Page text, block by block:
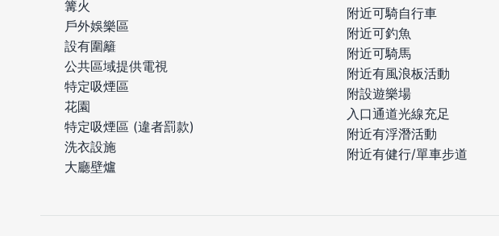
篝火
戶外娛樂區
設有圍籬
公共區域提供電視
特定吸煙區
花園
特定吸煙區 (違者罰款)
洗衣設施
大廳壁爐
附近可騎自行車
附近可釣魚
附近可騎馬
附近有風浪板活動
附設遊樂場
入口通道光線充足
附近有浮潛活動
附近有健行/單車步道